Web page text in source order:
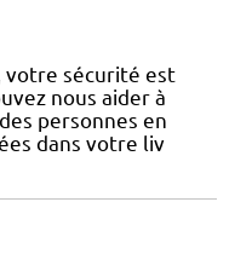
votre sécurité est
nous aider à
personnes en
dans votre liv